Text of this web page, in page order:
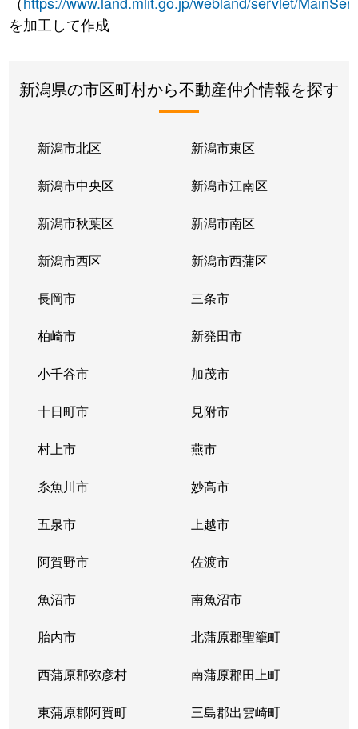
を加工して作成
新潟県の市区町村から不動産仲介情報を探す
新潟市北区 新潟市東区
新潟市中央区 新潟市江南区
新潟市秋葉区 新潟市南区
新潟市西区 新潟市西蒲区
長岡市 三条市
柏崎市 新発田市
小千谷市 加茂市
十日町市 見附市
村上市 燕市
糸魚川市 妙高市
五泉市 上越市
阿賀野市 佐渡市
魚沼市 南魚沼市
胎内市 北蒲原郡聖籠町
西蒲原郡弥彦村 南蒲原郡田上町
東蒲原郡阿賀町 三島郡出雲崎町